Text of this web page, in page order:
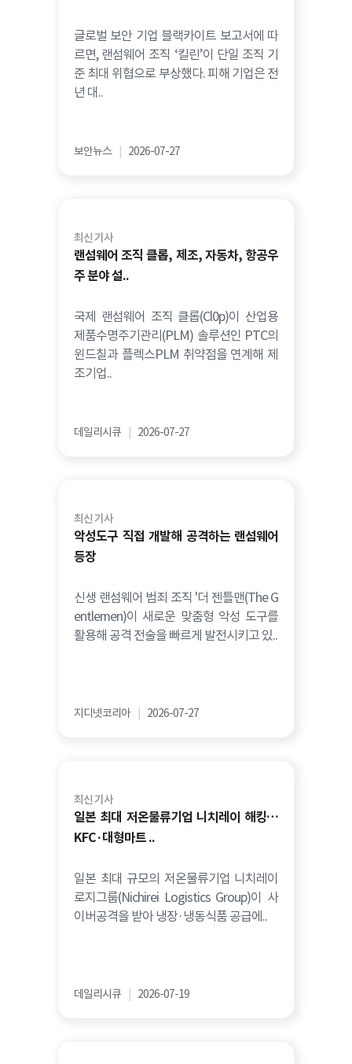
글로벌 보안 기업 블랙카이트 보고서에 따
르면, 랜섬웨어 조직 ‘킬린’이 단일 조직 기
준 최대 위협으로 부상했다. 피해 기업은 전
년 대..
보안뉴스 2026-07-27
최신 기사
랜섬웨어 조직 클롭, 제조, 자동차, 항공우
주 분야 설..
국제 랜섬웨어 조직 클롭(Cl0p)이 산업용
제품수명주기관리(PLM) 솔루션인 PTC의
윈드칠과 플렉스PLM 취약점을 연계해 제
조기업..
데일리시큐 2026-07-27
최신 기사
악성도구 직접 개발해 공격하는 랜섬웨어
등장
신생 랜섬웨어 범죄 조직 '더 젠틀맨(The G
entlemen)이 새로운 맞춤형 악성 도구를
활용해 공격 전술을 빠르게 발전시키고 있..
지디넷코리아 2026-07-27
최신 기사
일본 최대 저온물류기업 니치레이 해킹…
KFC·대형마트 ..
일본 최대 규모의 저온물류기업 니치레이
로지그룹(Nichirei Logistics Group)이 사
이버공격을 받아 냉장·냉동식품 공급에..
데일리시큐 2026-07-19